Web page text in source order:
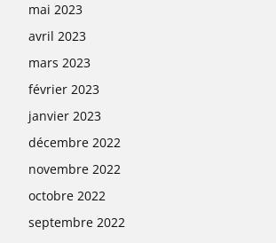
mai 2023
avril 2023
mars 2023
février 2023
janvier 2023
décembre 2022
novembre 2022
octobre 2022
septembre 2022